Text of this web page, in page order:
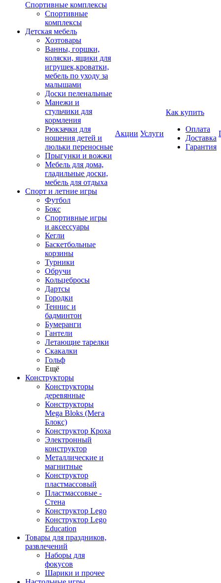
Спортивные комплексы
Спортивные
комплексы
Детская мебель
Хозтовары
Ванны, горшки,
коляски, ящики для
игрушек,кроватки,
мебель по уходу за
малышами
Доски пеленальные
Манежи и
стульчики для
кормления
Рюкзачки для
ношения детей и
люльки переносные
Прыгунки и вожжи
Мебель для дома,
гладильные доски,
мебель для отдыха
Спорт и летние игры
Футбол
Бокс
Спортивные игры
и аксессуары
Кегли
Баскетбольные
корзины
Турники
Обручи
Кольцебросы
Дартсы
Городки
Теннис и
бадминтон
Бумеранги
Гантели
Летающие тарелки
Скакалки
Гольф
Ещё
Конструкторы
Конструкторы
деревянные
Конструкторы
Mega Bloks (Мега
Блокс)
Конструктор Кроха
Электронный
конструктор
Металлические и
магнитные
Конструктор
пластмассовый
Пластмассовые -
Стена
Конструктор Lego
Конструктор Lego
Education
Товары для праздников,
развлечений
Наборы для
фокусов
Шарики и прочее
Акции Услуги
Как купить
Оплата
Доставка
Гарантия